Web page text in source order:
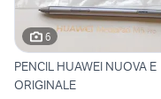
6
PENCIL HUAWEI NUOVA E
ORIGINALE